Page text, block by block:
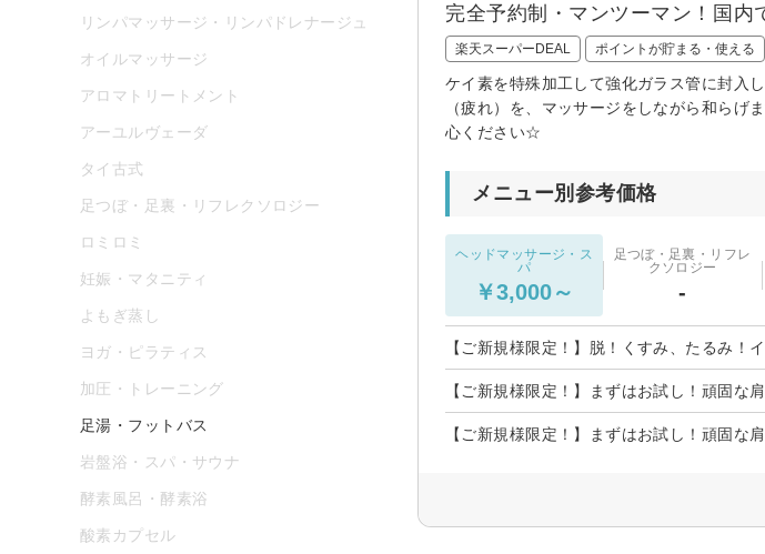
完全予約制・マンツーマン！国
楽天スーパーDEAL ポイントが貯まる・使える
ケイ素を特殊加工して強化ガラス管に封入
（疲れ）を、マッサージをしながら和らげ
心ください☆
メニュー別参考価格
ヘッドマッサージ・ス
パ
￥3,000～
足つぼ・足裏・リフレ
クソロジー
-
【ご新規様限定！】脱！くすみ、たるみ
【ご新規様限定！】まずはお試し！頑固
【ご新規様限定！】まずはお試し！頑固
リンパマッサージ・リンパドレナージュ
オイルマッサージ
アロマトリートメント
アーユルヴェーダ
タイ古式
足つぼ・足裏・リフレクソロジー
ロミロミ
妊娠・マタニティ
よもぎ蒸し
ヨガ・ピラティス
加圧・トレーニング
足湯・フットバス
岩盤浴・スパ・サウナ
酵素風呂・酵素浴
酸素カプセル